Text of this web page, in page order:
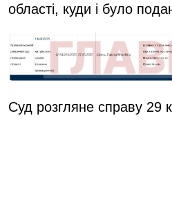
області, куди і було
Суд розгляне справу 29